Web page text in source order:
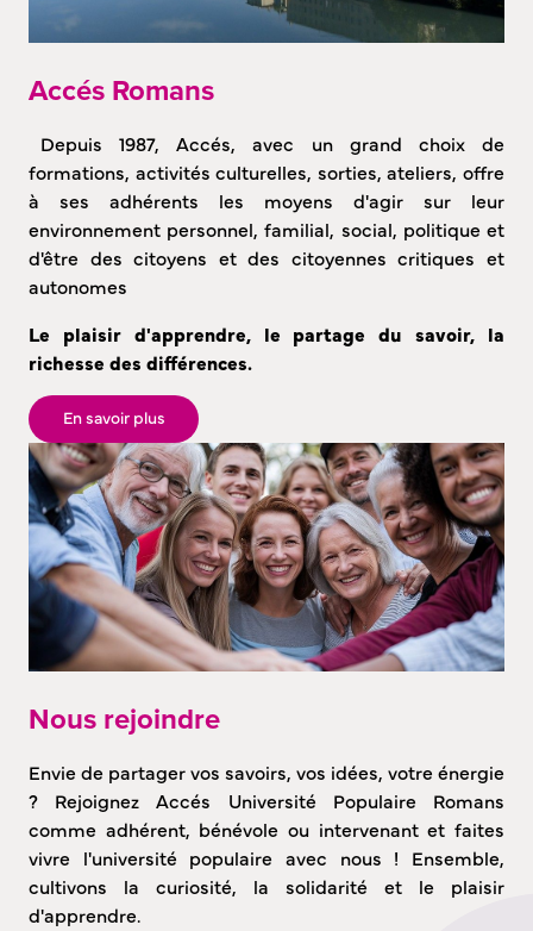
Accés Romans
Depuis 1987, Accés, avec un grand choix de
formations, activités culturelles, sorties, ateliers, offre
à ses adhérents les moyens d'agir sur leur
environnement personnel, familial, social, politique et
d'être des citoyens et des citoyennes critiques et
autonomes
Le plaisir d'apprendre, le partage du savoir, la
richesse des différences.
En savoir plus
Nous rejoindre
Envie de partager vos savoirs, vos idées, votre énergie
? Rejoignez Accés Université Populaire Romans
comme adhérent, bénévole ou intervenant et faites
vivre l'université populaire avec nous ! Ensemble,
cultivons la curiosité, la solidarité et le plaisir
d'apprendre.